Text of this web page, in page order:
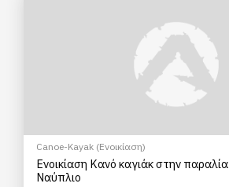
Canoe-Kayak (Ενοικίαση)
Ενοικίαση Κανό καγιάκ στην
Ναύπλιο